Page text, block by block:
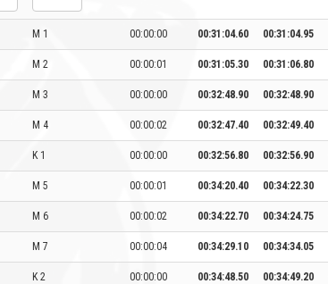
M 1 00:00:00 00:31:04.60 00:31:04.95
M 2 00:00:01 00:31:05.30 00:31:06.80
M 3 00:00:00 00:32:48.90 00:32:48.90
M 4 00:00:02 00:32:47.40 00:32:49.40
K 1 00:00:00 00:32:56.80 00:32:56.90
M 5 00:00:01 00:34:20.40 00:34:22.30
M 6 00:00:02 00:34:22.70 00:34:24.75
M 7 00:00:04 00:34:29.10 00:34:34.05
K 2 00:00:00 00:34:48.50 00:34:49.20